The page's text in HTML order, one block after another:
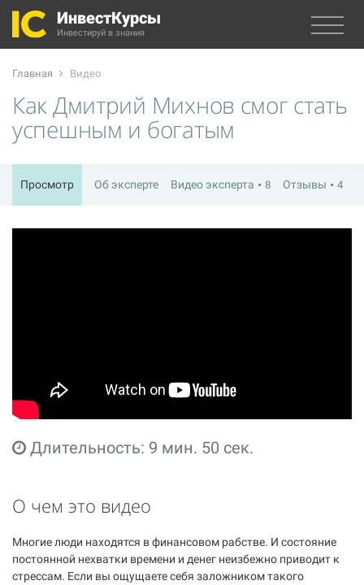
ИнвестКурсы
Инвестируй в знания
Главная Видео
Как Дмитрий Михнов смог стать
успешным и богатым
Просмотр Об эксперте Видео эксперта 8 Отзывы 4
Длительность: 9 мин. 50 сек.
О чем это видео
Многие люди находятся в финансовом рабстве. И состояние
постоянной нехватки времени и денег неизбежно приводит к
стрессам. Если вы ощущаете себя заложником такого